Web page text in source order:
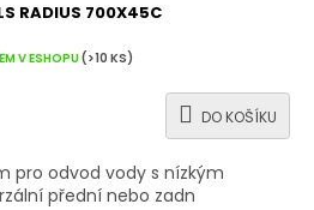
RADIUS 700X45C
V ESHOPU(>10 KS)
DO KOŠÍKU
pro odvod vody s nízkým
přední nebo zadn